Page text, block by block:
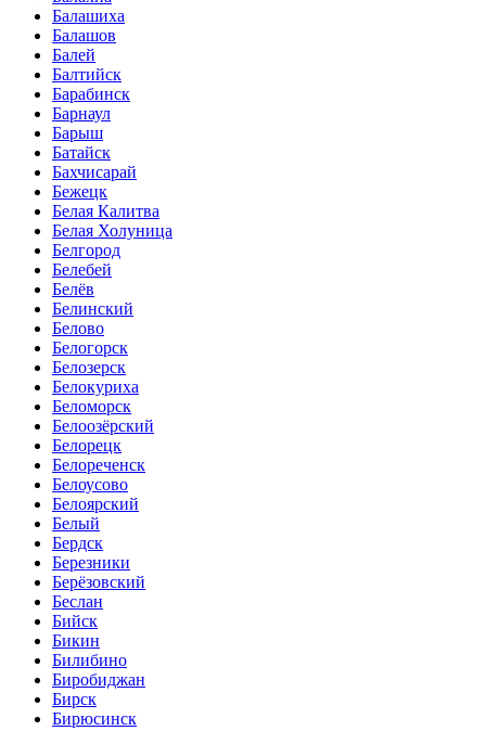
Балашиха
Балашов
Балей
Балтийск
Барабинск
Барнаул
Барыш
Батайск
Бахчисарай
Бежецк
Белая Калитва
Белая Холуница
Белгород
Белебей
Белёв
Белинский
Белово
Белогорск
Белозерск
Белокуриха
Беломорск
Белоозёрский
Белорецк
Белореченск
Белоусово
Белоярский
Белый
Бердск
Березники
Берёзовский
Беслан
Бийск
Бикин
Билибино
Биробиджан
Бирск
Бирюсинск